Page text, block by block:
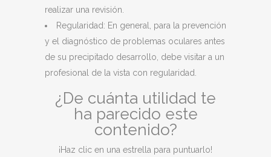
realizar una revisión.
Regularidad: En general, para la prevención
y el diagnóstico de problemas oculares antes
de su precipitado desarrollo, debe visitar a un
profesional de la vista con regularidad.
¿De cuánta utilidad te
ha parecido este
contenido?
¡Haz clic en una estrella para puntuarlo!